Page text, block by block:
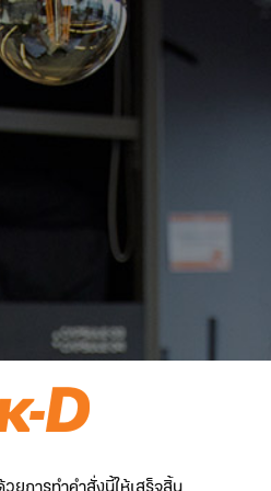
ยการทำคำสั่งนี้ให้เสร็จสิ้น